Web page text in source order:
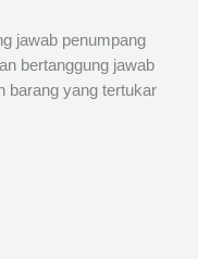
jawab penumpang
bertanggung jawab
barang yang tertukar